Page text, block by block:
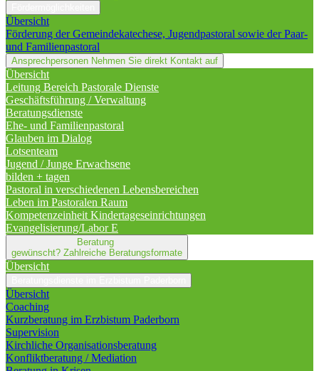
Übersicht
Förderung der Gemeindekatechese, Jugendpastoral sowie der Paar-
und Familienpastoral
Ansprechpersonen Nehmen Sie direkt Kontakt auf
Übersicht
Leitung Bereich Pastorale Dienste
Geschäftsführung / Verwaltung
Beratungsdienste
Ehe- und Familienpastoral
Glauben im Dialog
Lotsenteam
Jugend / Junge Erwachsene
bilden + tagen
Pastoral in verschiedenen Lebensbereichen
Leben im Pastoralen Raum
Kompetenzeinheit Kindertageseinrichtungen
Evangelisierung/Labor E
Beratung
gewünscht? Zahlreiche Beratungsformate
Übersicht
Übersicht
Coaching
Kurzberatung im Erzbistum Paderborn
Supervision
Kirchliche Organisationsberatung
Konfliktberatung / Mediation